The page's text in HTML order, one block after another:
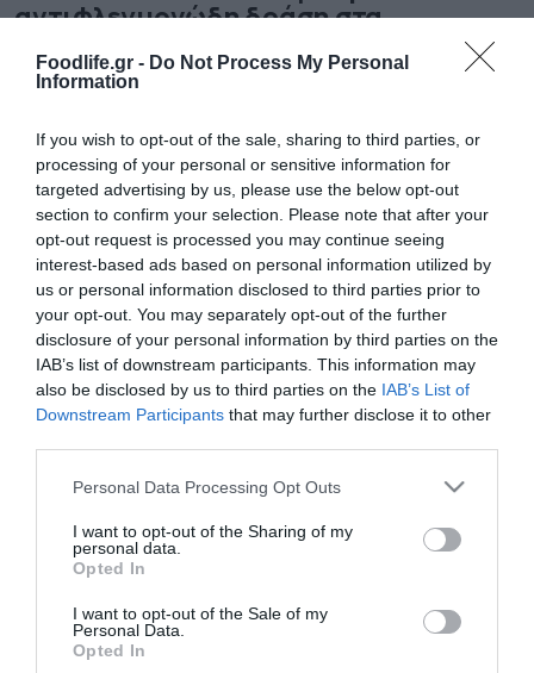
Foodlife.gr - Do Not Process My Personal
Information
If you wish to opt-out of the sale, sharing to third parties, or
processing of your personal or sensitive information for
targeted advertising by us, please use the below opt-out
section to confirm your selection. Please note that after your
opt-out request is processed you may continue seeing
interest-based ads based on personal information utilized by
us or personal information disclosed to third parties prior to
your opt-out. You may separately opt-out of the further
disclosure of your personal information by third parties on the
IAB’s list of downstream participants. This information may
also be disclosed by us to third parties on the IAB’s List of
Downstream Participants that may further disclose it to other
Please note that this website/app uses one or more Google
not limited to your visit or usage behaviour. You may click to
grant or deny consent to Google and its third-party tags to
use your data for below specified purposes in below Google
consent section.
Personal Data Processing Opt Outs
I want to opt-out of the Sharing of my
personal data.
Opted In
I want to opt-out of the Sale of my
Personal Data.
Opted In
αντιφλεγμονώδη δράση στα
ουδετερόφιλα, τα λευκά αιμοσφαίρια
που ανταποκρίνονται στη μόλυνση,
μελέτη που δημοσιεύτηκε στο
περιοδικό CHEST το 2000.
Αυτό, με τη σειρά του, μπορεί να βοηθήσει
στην ανακούφιση των συμπτωμάτων του
κρυολογήματος.
Όλα σχετίζονται με τα συστατικά και την
αλληλεπίδρασή τους καθώς μαγειρεύονται.
«Αυτή η μελέτη δείχνει ότι τόσο τα λαχανικά
λέει ο Purvi Parikh, MD, πιστοποιημένος
Αλλεργιών και Άσθματος και της Ιατρικής